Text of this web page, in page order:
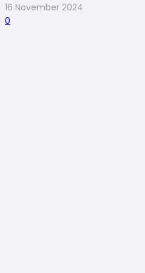
16 November 2024
0